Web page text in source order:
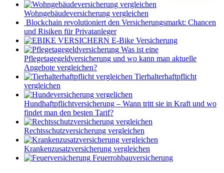
Wohngebäudeversicherung vergleichen
Blockchain revolutioniert den Versicherungsmarkt: Chancen
und Risiken für Privatanleger
E-Bike Versicherung
Was ist eine
Pflegetagegeldversicherung und wo kann man aktuelle
Angebote vergleichen?
Tierhalterhaftpflicht
vergleichen
Hundhaftpflichtversicherung – Wann tritt sie in Kraft und wo
findet man den besten Tarif?
Rechtsschutzversicherung vergleichen
Krankenzusatzversicherung vergleichen
Feuerrohbauversicherung